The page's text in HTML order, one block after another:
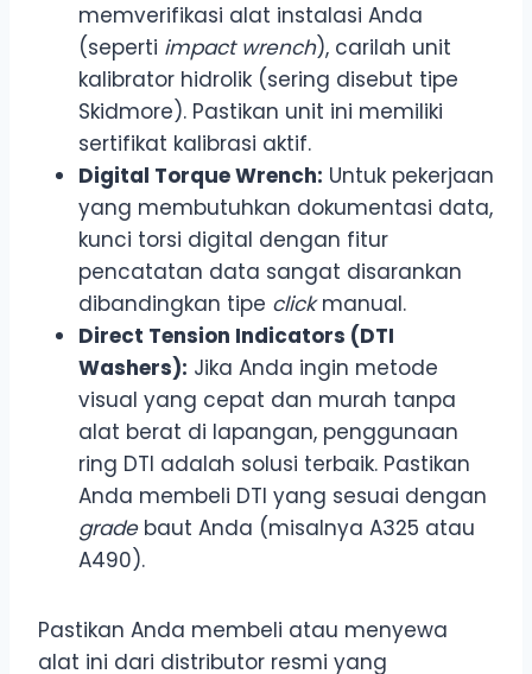
memverifikasi alat instalasi Anda
(seperti impact wrench), carilah unit
kalibrator hidrolik (sering disebut tipe
Skidmore). Pastikan unit ini memiliki
sertifikat kalibrasi aktif.
Digital Torque Wrench: Untuk pekerjaan
yang membutuhkan dokumentasi data,
kunci torsi digital dengan fitur
pencatatan data sangat disarankan
dibandingkan tipe clickmanual.
Direct Tension Indicators (DTI
Washers): Jika Anda ingin metode
visual yang cepat dan murah tanpa
alat berat di lapangan, penggunaan
ring DTI adalah solusi terbaik. Pastikan
Anda membeli DTI yang sesuai dengan
gradebaut Anda (misalnya A325 atau
A490).
Pastikan Anda membeli atau menyewa
alat ini dari distributor resmi yang